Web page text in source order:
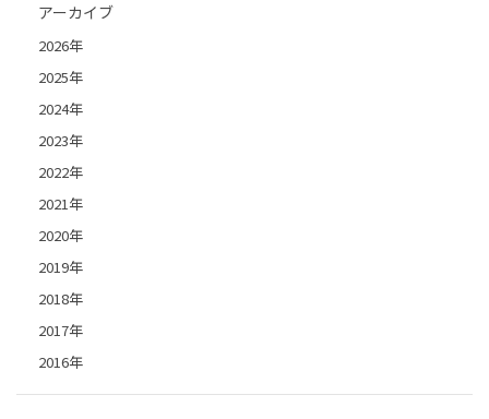
アーカイブ
2026年
2025年
2024年
2023年
2022年
2021年
2020年
2019年
2018年
2017年
2016年